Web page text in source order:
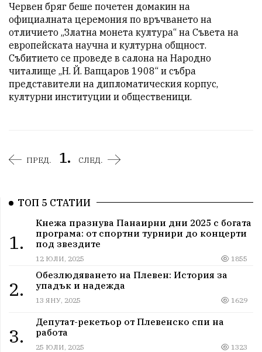
Червен бряг беше почетен домакин на
официалната церемония по връчването на
отличието „Златна монета култура“ на Съвета на
европейската научна и културна общност.
Събитието се проведе в салона на Народно
читалище „Н. Й. Вапцаров 1908“ и събра
представители на дипломатическия корпус,
културни институции и общественици.
ПРЕД. 1. СЛЕД.
ТОП 5 СТАТИИ
1.
Кнежа празнува Панаирни дни 2025 с богата
програма: от спортни турнири до концерти
под звездите
12 ЮЛИ, 2025 1855
2.
Обезлюдяването на Плевен: История за
упадък и надежда
13 ЯНУ, 2025 1629
3.
Депутат-рекетьор от Плевенско спи на
работа
25 ЮЛИ, 2025 1323